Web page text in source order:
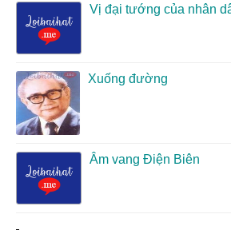
Vị đại tướng của nhân
Xuống đường
Âm vang Điện Biên